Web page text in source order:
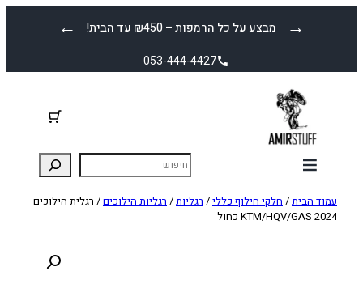
← מבצע על כל הרמפות – ₪450 עד הבית! →
053-444-4427
עמוד הבית/ חלקי חילוף כללי/ רגליות/ רגליות הילוכים/ רגלית הילוכים
KTM/HQV/GAS 2024 כחול